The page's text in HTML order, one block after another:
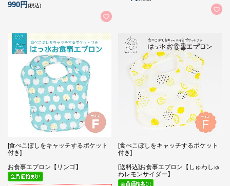
990円(税込)
[食べこぼしをキャッチするポケット
付き]
お食事エプロン【リンゴ】
[食べこぼしをキャッチするポケット
付き]
[送料込]お食事エプロン【しゅわしゅ
わレモンサイダー】